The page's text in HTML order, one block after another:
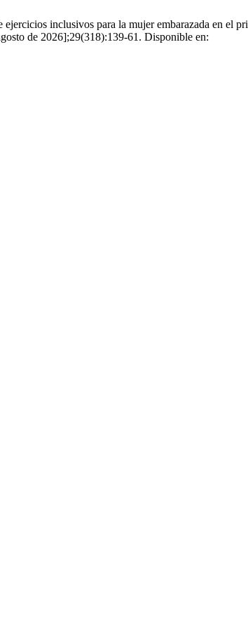
inclusivos para la mujer embarazada en el
de 2026];29(318):139-61. Disponible en: